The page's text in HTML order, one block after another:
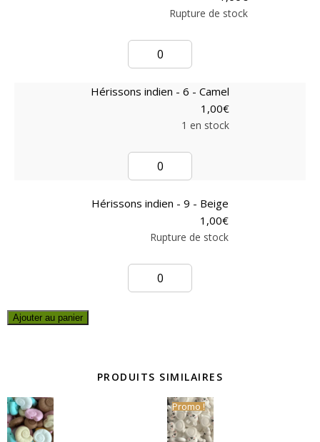
Rupture de stock
Hérissons indien - 6 - Camel
1,00€
1 en stock
Hérissons indien - 9 - Beige
1,00€
Rupture de stock
Ajouter au panier
PRODUITS SIMILAIRES
Promo !